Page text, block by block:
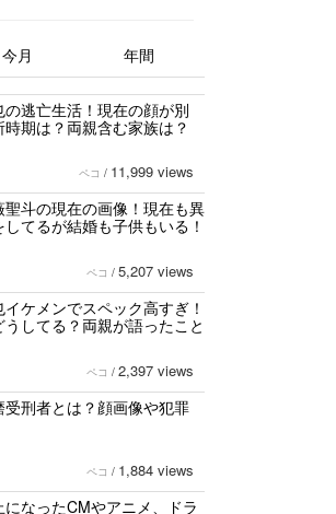
今月 年間
の逃亡生活！現在の顔が別
時期は？両親含む家族は？
ペコ / 11,999 views
聖斗の現在の画像！現在も異
てるが結婚も子供もいる！
ペコ / 5,207 views
ケメンでスペック高すぎ！
してる？両親が語ったこと
ペコ / 2,397 views
受刑者とは？顔画像や犯罪
ペコ / 1,884 views
になったCMやアニメ、ドラ